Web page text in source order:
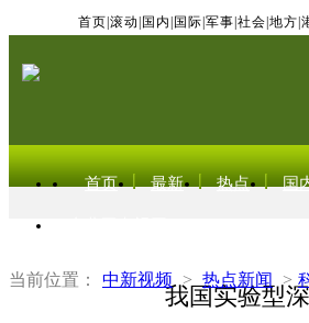
首页 滚动 国内 国际 军事 社会 地方
首页 最新 热点 国
当前位置： 中新视频 > 热点新闻 >
我国实验型